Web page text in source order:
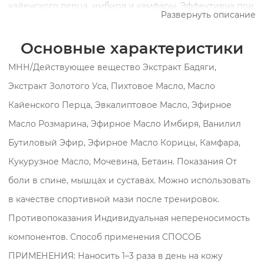
кайенского перца, имбиря и камфары. Эффективна при
Улучшает подвижность, уменьшает отёк. Подходит для
массажа и разогрева мышц перед тренировкой.
Развернуть описание
Основные характеристики
МНН/Действующее вещество Экстракт Бадяги,
Экстракт Золотого Уса, Пихтовое Масло, Масло
Кайенского Перца, Эвкалиптовое Масло, Эфирное
Масло Розмарина, Эфирное Масло Имбиря, Ванилил
Бутиловый Эфир, Эфирное Масло Корицы, Камфара,
Кукурузное Масло, Мочевина, Бетаин. Показания От
боли в спине, мышцах и суставах. Можно использовать
в качестве спортивной мази после тренировок.
Противопоказания Индивидуальная непереносимость
компонентов. Способ применения СПОСОБ
ПРИМЕНЕНИЯ: Наносить 1–3 раза в день на кожу